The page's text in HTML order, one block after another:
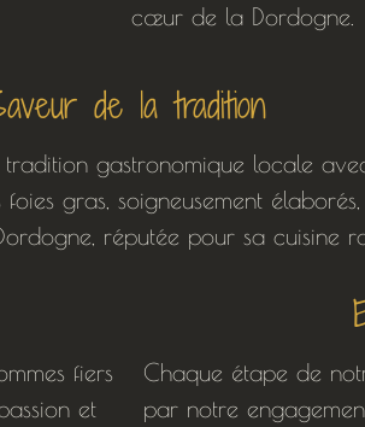
cœur de la Dordogne.
de la tradition
gastronomique locale
gras, soigneusement
réputée pour sa cuisine
fiers
et
Chaque étape de
par notre